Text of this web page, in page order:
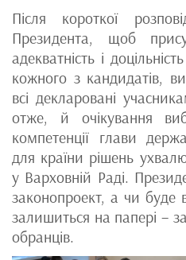
Після короткої
Президента, щоб
адекватність і
кожного з кандидатів,
всі декларовані
отже, й очікування
компетенції глави
для країни рішень
у Варховній Раді.
законопроект, а чи буде
залишиться на папері –
обранців.